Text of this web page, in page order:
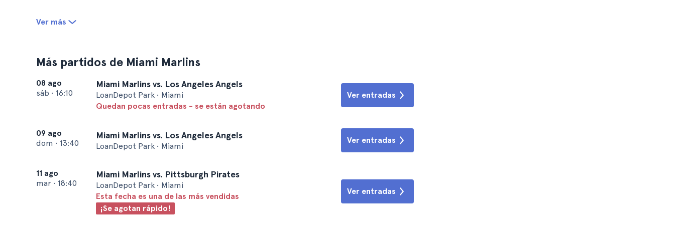
Ver más
Más partidos de Miami Marlins
08 ago
sáb • 16:10
Miami Marlins vs. Los Angeles Angels
LoanDepot Park • Miami
Quedan pocas entradas - se están agotando
Ver entradas
09 ago
dom • 13:40
Miami Marlins vs. Los Angeles Angels
LoanDepot Park • Miami
Ver entradas
11 ago
mar • 18:40
Miami Marlins vs. Pittsburgh Pirates
LoanDepot Park • Miami
Esta fecha es una de las más vendidas
¡Se agotan rápido!
Ver entradas